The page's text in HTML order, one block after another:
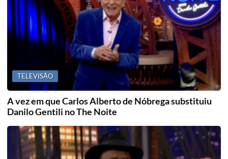
TELEVISÃO
A vez em que Carlos Alberto de Nóbrega substituiu
Danilo Gentili no The Noite